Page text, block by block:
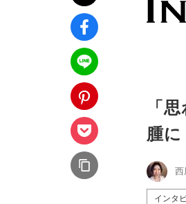
「
腫
西
インタ